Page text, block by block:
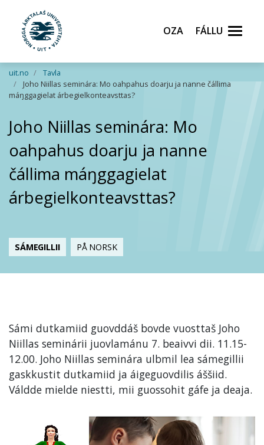
Gå til hovedinnhold
Oza Fállu
uit.no
Tavla
Joho Niillas seminára: Mo oahpahus doarju ja nanne čállima
máŋggagielat árbegielkonteavsttas?
Joho Niillas seminára: Mo
oahpahus doarju ja nanne
čállima máŋggagielat
árbegielkonteavsttas?
SÁMEGILLII PÅ NORSK
Sámi dutkamiid guovddáš bovde vuosttaš Joho
Niillas seminárii juovlamánu 7. beaivvi dii. 11.15-
12.00. Joho Niillas seminára ulbmil lea sámegillii
gaskkustit dutkamiid ja áigeguovdilis áššiid.
Váldde mielde niestti, mii guossohit gáfe ja deaja.